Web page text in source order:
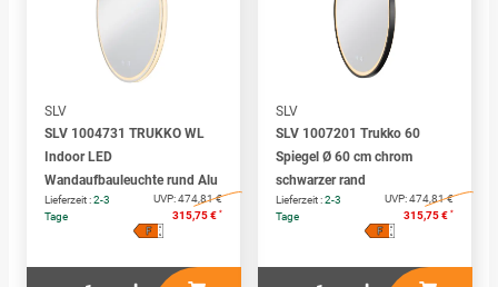
SLV
SLV 1004731 TRUKKO WL
Indoor LED
Wandaufbauleuchte rund Alu
Lieferzeit :2-3
Tage
UVP:474,81 €
315,75 € *
A
↑
G
F
SLV
SLV 1007201 Trukko 60
Spiegel Ø 60 cm chrom
schwarzer rand
Lieferzeit :2-3
Tage
UVP:474,81 €
315,75 € *
A
↑
G
F